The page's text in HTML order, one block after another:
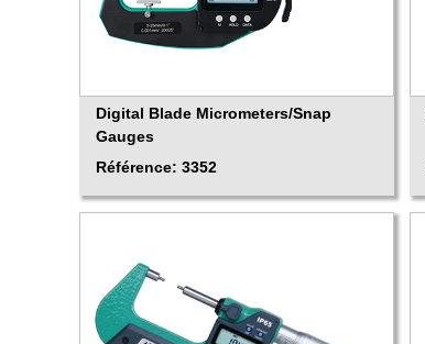
Digital Blade Micrometers/Snap
Gauges
Référence: 3352